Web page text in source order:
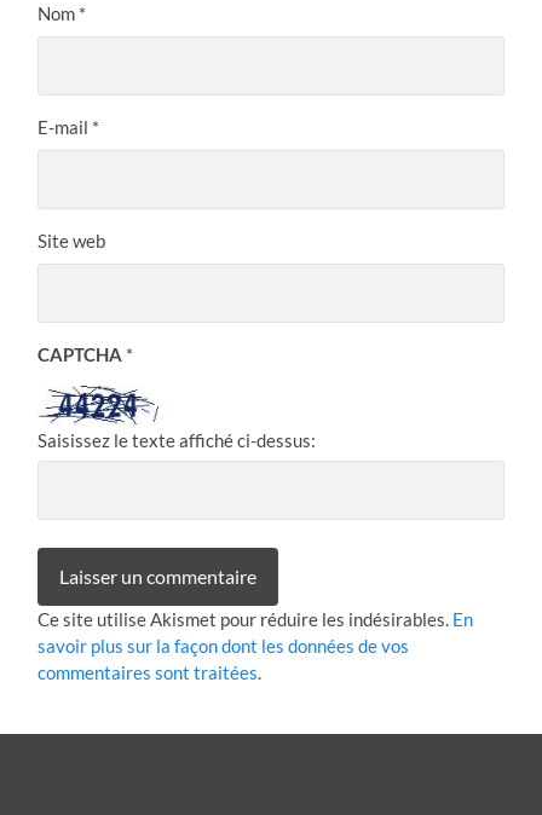
Nom *
E-mail *
Site web
CAPTCHA *
Saisissez le texte affiché ci-dessus:
Ce site utilise Akismet pour réduire les indésirables. En
savoir plus sur la façon dont les données de vos
commentaires sont traitées.